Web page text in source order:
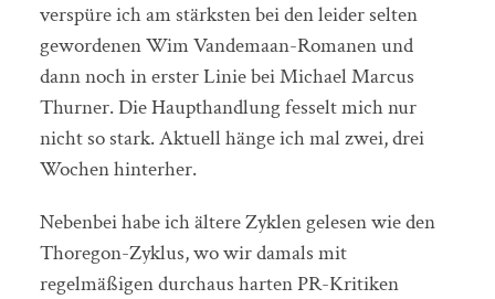
verspüre ich am stärksten bei den leider selten
gewordenen Wim Vandemaan-Romanen und
dann noch in erster Linie bei Michael Marcus
Thurner. Die Haupthandlung fesselt mich nur
nicht so stark. Aktuell hänge ich mal zwei, drei
Wochen hinterher.
Nebenbei habe ich ältere Zyklen gelesen wie den
Thoregon-Zyklus, wo wir damals mit
regelmäßigen durchaus harten PR-Kritiken